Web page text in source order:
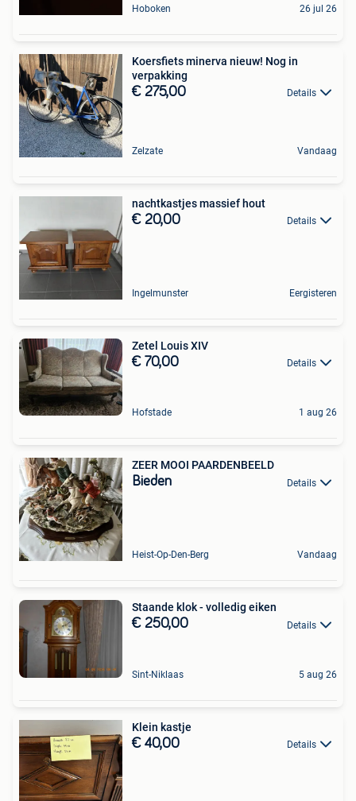
Hoboken 26 jul 26
Koersfiets minerva nieuw! Nog in
verpakking
€ 275,00 Details
Zelzate Vandaag
nachtkastjes massief hout
€ 20,00 Details
Ingelmunster Eergisteren
Zetel Louis XIV
€ 70,00 Details
Hofstade 1 aug 26
ZEER MOOI PAARDENBEELD
Bieden Details
Heist-Op-Den-Berg Vandaag
Staande klok - volledig eiken
€ 250,00 Details
Sint-Niklaas 5 aug 26
Klein kastje
€ 40,00 Details